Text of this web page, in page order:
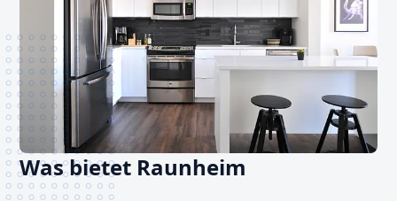
Was bietet Raunheim